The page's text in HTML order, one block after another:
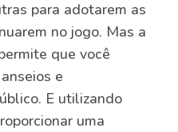
para adotarem as
no jogo. Mas a
que você
e
E utilizando
uma